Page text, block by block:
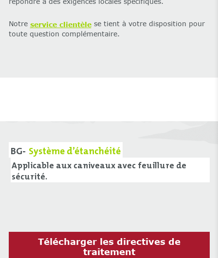
Notre service clientèlese tient à votre disposition pour
toute question complémentaire.
BG- Système d’étanchéité
Applicable aux caniveaux avec feuillure de
sécurité.
Télécharger les directives de
traitement